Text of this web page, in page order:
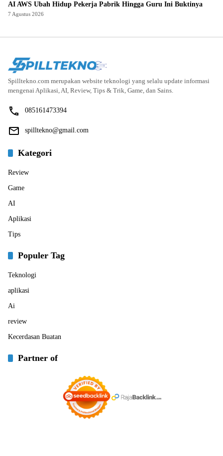
AI AWS Ubah Hidup Pekerja Pabrik Hingga Guru Ini Buktinya
7 Agustus 2026
Spilltekno.com merupakan website teknologi yang selalu update informasi
mengenai Aplikasi, AI, Review, Tips & Trik, Game, dan Sains.
085161473394
spilltekno@gmail.com
Kategori
Review
Game
AI
Aplikasi
Tips
Populer Tag
Teknologi
aplikasi
Ai
review
Kecerdasan Buatan
Partner of